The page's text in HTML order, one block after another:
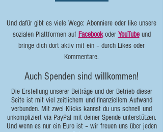
Und dafür gibt es viele Wege: Abonniere oder like unsere
sozialen Plattformen auf Facebook oder YouTube und
bringe dich dort aktiv mit ein – durch Likes oder
Kommentare.
Auch Spenden sind willkommen!
Die Erstellung unserer Beiträge und der Betrieb dieser
Seite ist mit viel zeitlichem und finanziellem Aufwand
verbunden. Mit zwei Klicks kannst du uns schnell und
unkompliziert via PayPal mit deiner Spende unterstützen.
Und wenn es nur ein Euro ist – wir freuen uns über jeden